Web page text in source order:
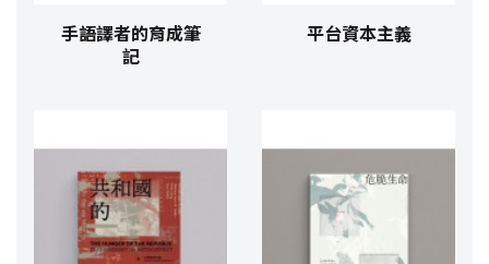
手語譯者的育成筆
記
平台資本主義